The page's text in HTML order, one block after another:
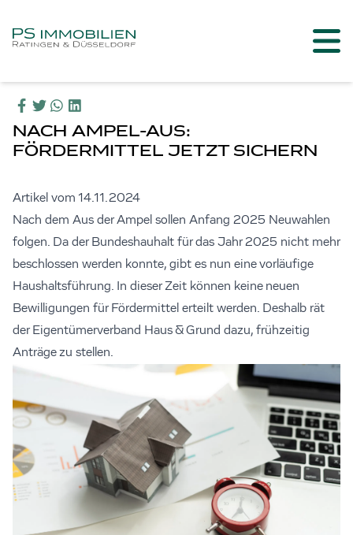
NACH AMPEL-AUS:
FÖRDERMITTEL JETZT SICHERN
Artikel vom 14.11.2024
Nach dem Aus der Ampel sollen Anfang 2025 Neuwahlen
folgen. Da der Bundeshauhalt für das Jahr 2025 nicht mehr
beschlossen werden konnte, gibt es nun eine vorläufige
Haushaltsführung. In dieser Zeit können keine neuen
Bewilligungen für Fördermittel erteilt werden. Deshalb rät
der Eigentümerverband Haus & Grund dazu, frühzeitig
Anträge zu stellen.